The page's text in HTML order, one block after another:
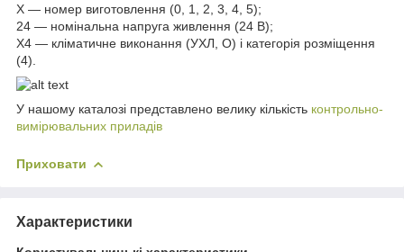
Х — номер виготовлення (0, 1, 2, 3, 4, 5);
24 — номінальна напруга живлення (24 В);
Х4 — кліматичне виконання (УХЛ, О) і категорія розміщення
(4).
У нашому каталозі представлено велику кількість контрольно-
вимірювальних приладів
Приховати
Характеристики